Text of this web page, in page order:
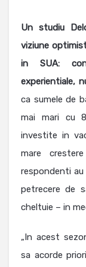
Un studiu
viziune
in SUA:
experientiale,
ca sumele de
mai mari cu
investite in
mare
respondenti
petrecere de
cheltuie – in
„In acest
sa acorde